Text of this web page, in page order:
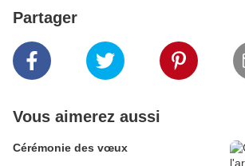
Partager
Vous aimerez aussi
Cérémonie des vœux